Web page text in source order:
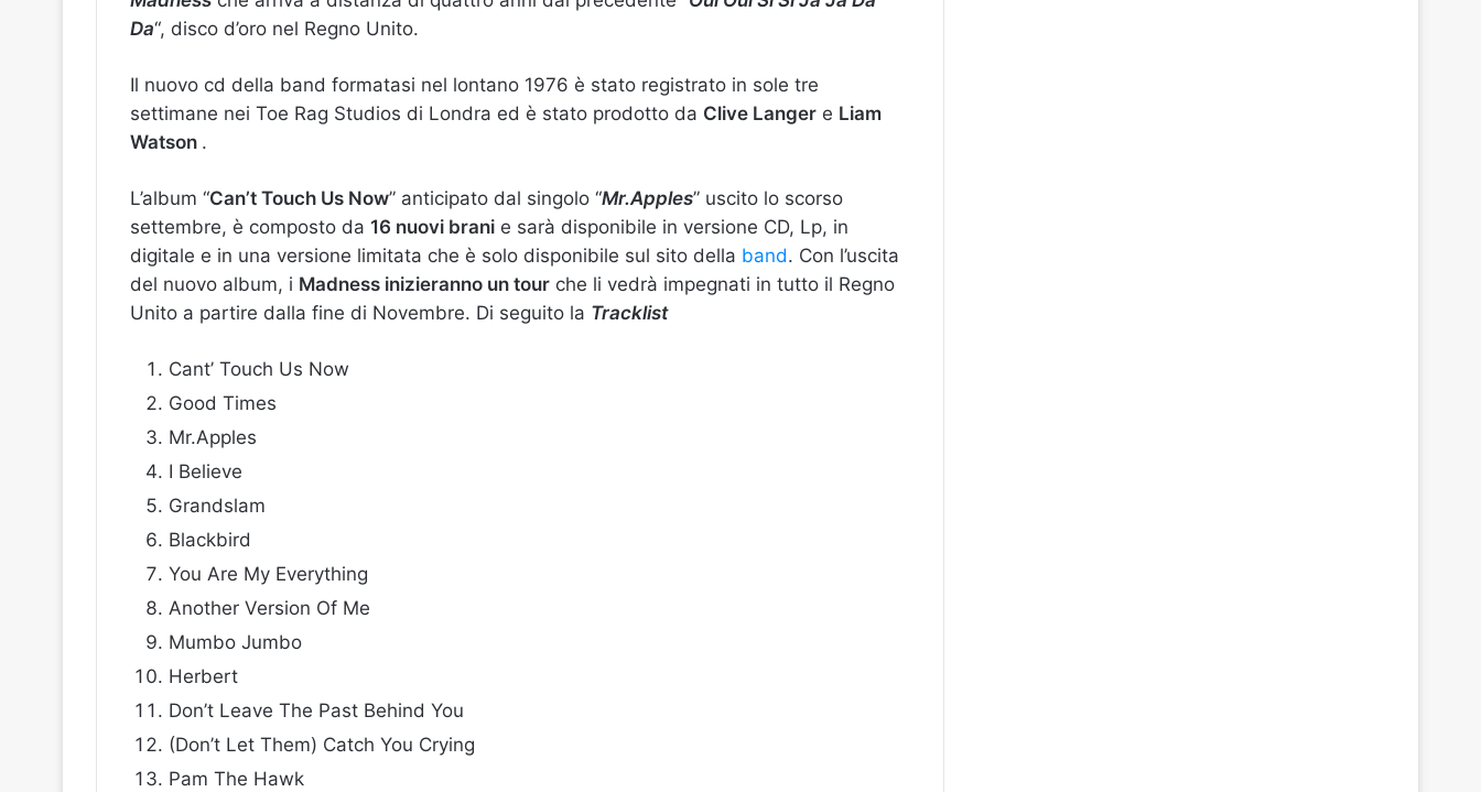
Da“, disco d’oro nel Regno Unito.
Il nuovo cd della band formatasi nel lontano 1976 è stato registrato in sole tre
settimane nei Toe Rag Studios di Londra ed è stato prodotto da Clive Langer e Liam
Watson .
L’album “Can’t Touch Us Now” anticipato dal singolo “Mr.Apples” uscito lo scorso
settembre, è composto da 16 nuovi brani e sarà disponibile in versione CD, Lp, in
digitale e in una versione limitata che è solo disponibile sul sito della band. Con l’uscita
del nuovo album, i Madness inizieranno un tour che li vedrà impegnati in tutto il Regno
Unito a partire dalla fine di Novembre. Di seguito la Tracklist
Cant’ Touch Us Now
Good Times
Mr.Apples
I Believe
Grandslam
Blackbird
You Are My Everything
Another Version Of Me
Mumbo Jumbo
Herbert
Don’t Leave The Past Behind You
(Don’t Let Them) Catch You Crying
Pam The Hawk